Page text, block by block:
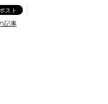
記事